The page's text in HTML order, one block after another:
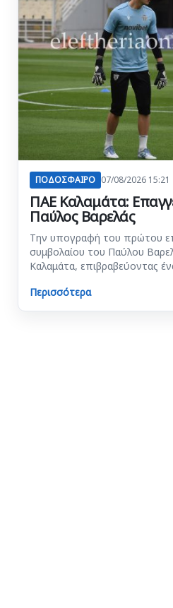
ΠΟΔΟΣΦΑΙΡΟ 07/08/2026 15:21
ΠΑΕ Καλαμάτα:
Παύλος Βαρελάς
Την υπογραφή του πρώτου
συμβολαίου του Παύλου
Καλαμάτα, επιβραβεύοντας
Περισσότερα